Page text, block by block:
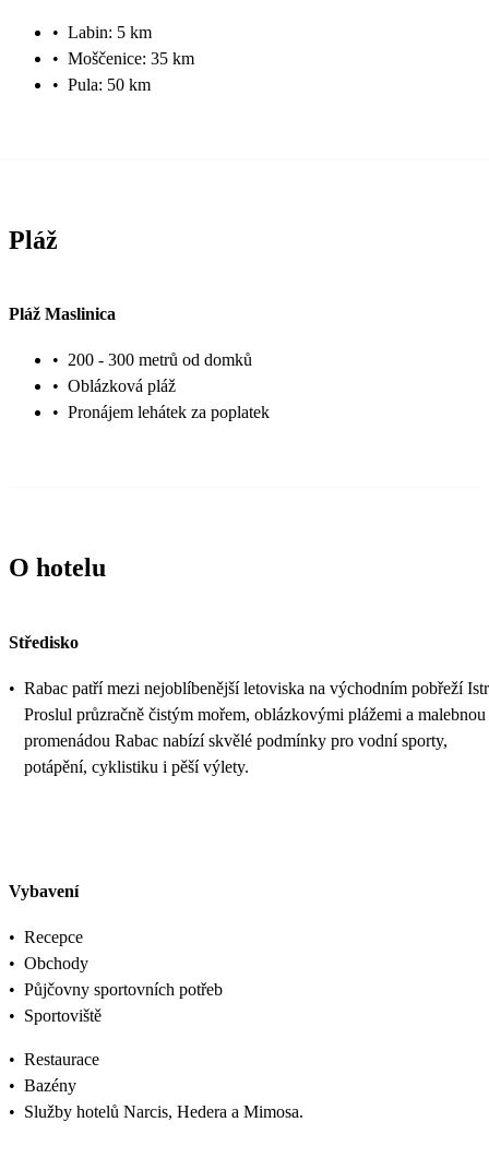
• Labin: 5 km
• Moščenice: 35 km
• Pula: 50 km
Pláž
Pláž Maslinica
• 200 - 300 metrů od domků
• Oblázková pláž
• Pronájem lehátek za poplatek
O hotelu
Středisko
• Rabac patří mezi nejoblíbenější letoviska na východním pobřeží
Proslul průzračně čistým mořem, oblázkovými plážemi a malebnou
promenádou Rabac nabízí skvělé podmínky pro vodní sporty,
potápění, cyklistiku i pěší výlety.
Vybavení
• Recepce
• Obchody
• Půjčovny sportovních potřeb
• Sportoviště
• Restaurace
• Bazény
• Služby hotelů Narcis, Hedera a Mimosa.